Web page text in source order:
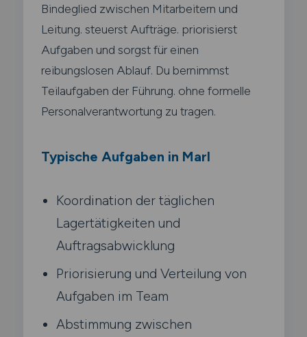
Bindeglied zwischen Mitarbeitern und
Leitung. steuerst Aufträge. priorisierst
Aufgaben und sorgst für einen
reibungslosen Ablauf. Du bernimmst
Teilaufgaben der Führung. ohne formelle
Personalverantwortung zu tragen.
Typische Aufgaben in Marl
Koordination der täglichen
Lagertätigkeiten und
Auftragsabwicklung
Priorisierung und Verteilung von
Aufgaben im Team
Abstimmung zwischen